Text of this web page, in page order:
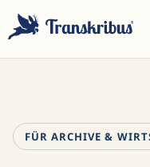
FÜR ARCHIVE &